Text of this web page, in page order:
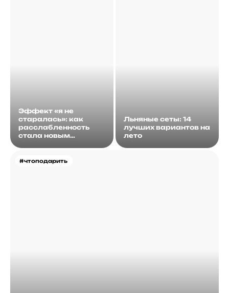
Эффект «я не
старалась»: как
расслабленность
стала новым
#чтоподарить
Льняные сеты: 14
лучших вариантов на
лето